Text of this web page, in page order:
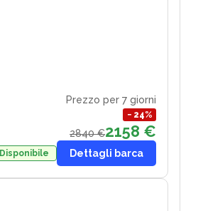
Prezzo per 7 giorni
− 24%
2840 €2158 €
Disponibile Dettagli barca